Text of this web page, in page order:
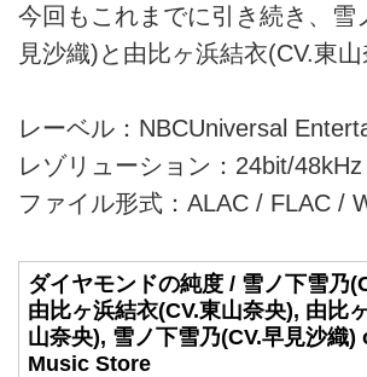
今回もこれまでに引き続き、雪
見沙織)と由比ヶ浜結衣(CV.東
レーベル：NBCUniversal
レゾリューション：24bit/48kHz
ファイル形式：ALAC / FLAC /
ダイヤモンドの純度 / 雪ノ下雪乃
由比ヶ浜結衣(CV.東山奈央), 由比
山奈央), 雪ノ下雪乃(CV.早見沙織)
Music Store